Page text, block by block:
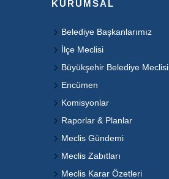
KURUMSAL
Belediye Başkanlarımız
İlçe Meclisi
Büyükşehir Belediye Meclisi
Encümen
Komisyonlar
Raporlar & Planlar
Meclis Gündemi
Meclis Zabıtları
Meclis Karar Özetleri